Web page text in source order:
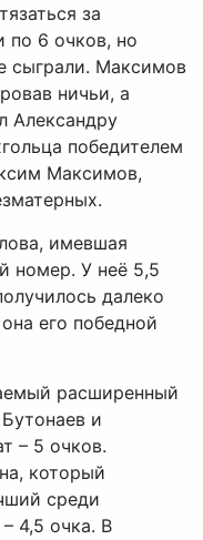
за
по 6 очков, но
сыграли. Максимов
ничьи, а
Александру
победителем
Максимов,
имевшая
номер. У неё 5,5
далеко
его победной
расширенный
и
– 5 очков.
который
среди
4,5 очка. В